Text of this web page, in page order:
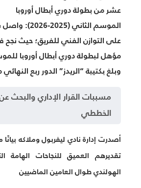
عشر من بطولة دوري أبطال أوروبا
الموسم الثاني (2025-2026):
واصل
على التوازن الفني للفريق؛ حيث
مؤهل لبطولة دوري أبطال أوروبا
وبلغ بكتيبة “الريدز” الدور ربع
مسببات القرار الإداري والبحث
الخططي
أصدرت إدارة نادي ليفربول وملاكه
تقديرهم العميق للنجاحات الهامة
الهولندي طوال العامين الماضيين